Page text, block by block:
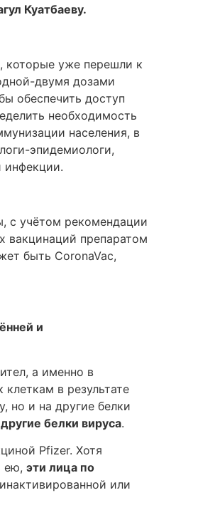
Куатбаеву.
которые уже перешли к
двумя дозами
обеспечить доступ
необходимость
населения, в
эпидемиологи,
инфекции.
с учётом рекомендации
вакцинаций препаратом
быть CoronaVac,
и
а именно в
в результате
но и на другие белки
белки вируса.
Pfizer. Хотя
ею, эти лица по
или